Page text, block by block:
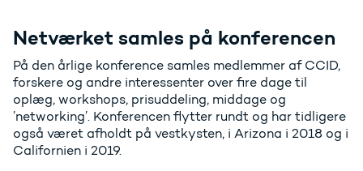
Netværket samles på konferencen
På den årlige konference samles medlemmer af CCID,
forskere og andre interessenter over fire dage til
oplæg, workshops, prisuddeling, middage og
’networking’. Konferencen flytter rundt og har tidligere
også været afholdt på vestkysten, i Arizona i 2018 og i
Californien i 2019.